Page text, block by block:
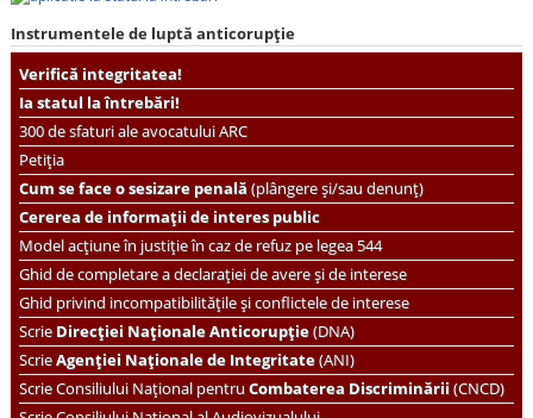
Instrumentele de luptă anticorupție
Verifică integritatea!
Ia statul la întrebări!
300 de sfaturi ale avocatului ARC
Petiția
Cum se face o sesizare penală(plângere și/sau denunț)
Cererea de informații de interes public
Model acțiune în justiție în caz de refuz pe legea 544
Ghid de completare a declarației de avere și de interese
Ghid privind incompatibilitățile și conflictele de interese
ScrieDirecției Naționale Anticorupție(DNA)
ScrieAgenției Naționale de Integritate(ANI)
ScrieConsiliului Național pentruCombaterea Discriminării(CNCD)